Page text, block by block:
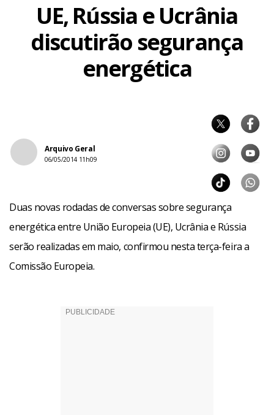
UE, Rússia e Ucrânia
discutirão segurança
energética
Arquivo Geral
06/05/2014 11h09
Duas novas rodadas de conversas sobre segurança
energética entre União Europeia (UE), Ucrânia e Rússia
serão realizadas em maio, confirmou nesta terça-feira a
Comissão Europeia.